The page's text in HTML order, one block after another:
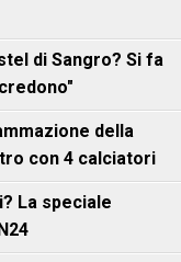
di Sangro? Si fa
della
con 4 calciatori
La speciale